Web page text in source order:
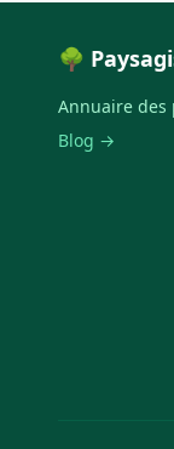
🌳
Annuaire des
Blog →